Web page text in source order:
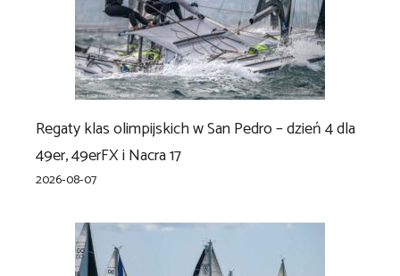
Regaty klas olimpijskich w San Pedro – dzień 4 dla
49er, 49erFX i Nacra 17
2026-08-07